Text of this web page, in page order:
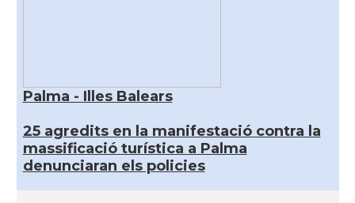
Palma - Illes Balears
25 agredits en la manifestació contra la
massificació turística a Palma
denunciaran els policies